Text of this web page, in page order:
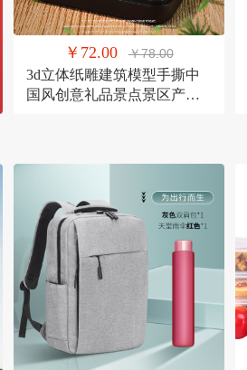
￥72.00 ￥78.00
3d立体纸雕建筑模型手撕中
国风创意礼品景点景区产品